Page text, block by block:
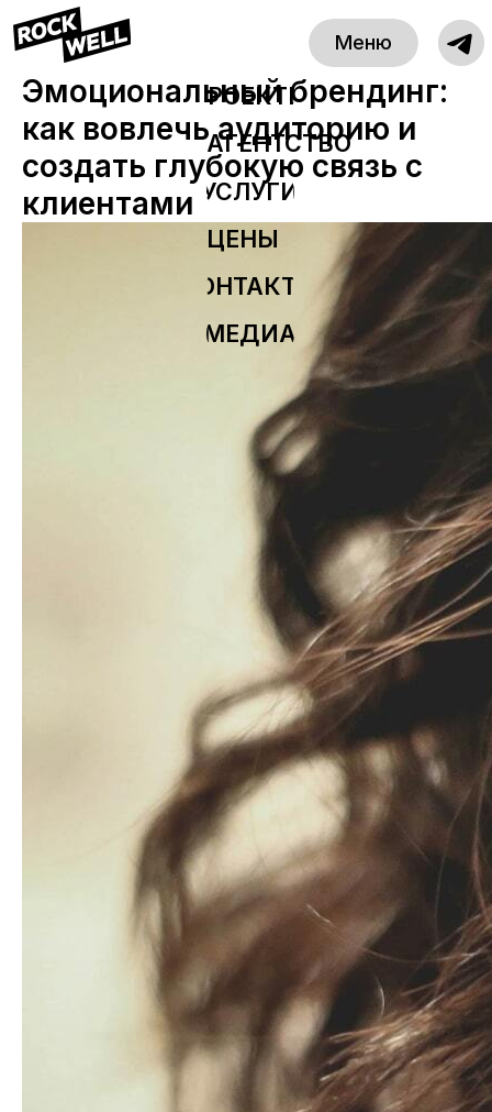
АГЕНТСТВО
ПРОЕКТЫ
УСЛУГИ
КОНТАКТЫ
МЕДИА
Меню
ЦЕНЫ
WhatsApp
Эмоциональный брендинг:
как вовлечь аудиторию и
создать глубокую связь с
клиентами